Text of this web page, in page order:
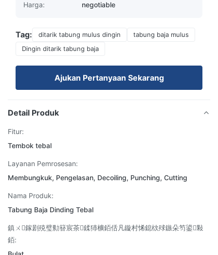
Harga:
negotiable
Tag: ditarik tabung mulus dingin
tabung baja mulus
Dingin ditarik tabung baja
Ajukan Pertanyaan Sekarang
Detail Produk
Fitur:
Tembok tebal
Layanan Pemrosesan:
Membungkuk, Pengelasan, Decoiling, Punching, Cutting
Nama Produk:
Tabung Baja Dinding Tebal
鎮ㄨ鎵剧殑璧勬簮宸茶鍒犻櫎銆佸凡鏇村悕鎴栨殏鏃朵笉鍙敤
銆: